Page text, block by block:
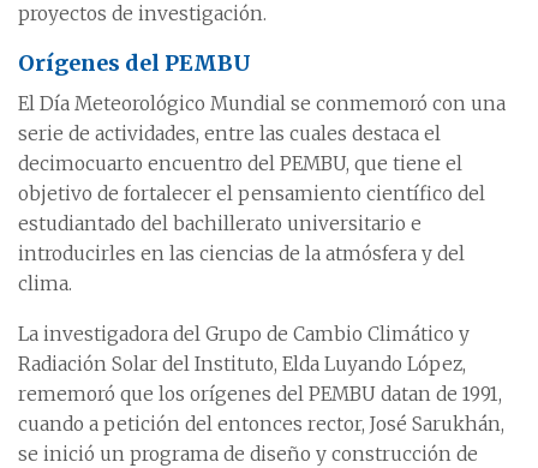
proyectos de investigación.
Orígenes del PEMBU
El Día Meteorológico Mundial se conmemoró con una
serie de actividades, entre las cuales destaca el
decimocuarto encuentro del PEMBU, que tiene el
objetivo de fortalecer el pensamiento científico del
estudiantado del bachillerato universitario e
introducirles en las ciencias de la atmósfera y del
clima.
La investigadora del Grupo de Cambio Climático y
Radiación Solar del Instituto, Elda Luyando López,
rememoró que los orígenes del PEMBU datan de 1991,
cuando a petición del entonces rector, José Sarukhán,
se inició un programa de diseño y construcción de